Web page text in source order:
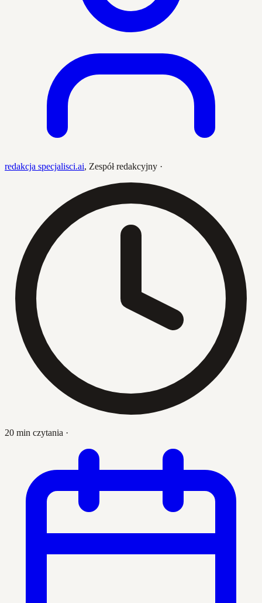
redakcja specjalisci.ai, Zespół redakcyjny ·
20 min czytania ·